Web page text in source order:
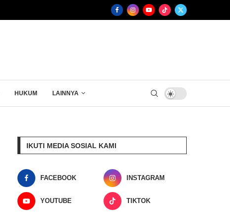
HUKUM LAINNYA
IKUTI MEDIA SOSIAL KAMI
FACEBOOK INSTAGRAM
YOUTUBE TIKTOK